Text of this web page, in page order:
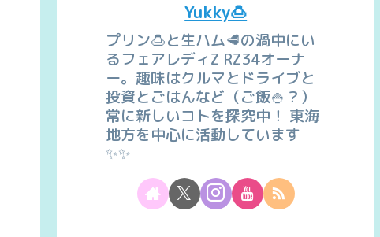
Yukky🍮
プリン🍮と生ハム🥩の渦中にい
るフェアレディZ RZ34オーナ
ー。趣味はクルマとドライブと
投資とごはんなど（ご飯🍚？）
常に新しいコトを探究中！ 東海
地方を中心に活動しています
✨✨